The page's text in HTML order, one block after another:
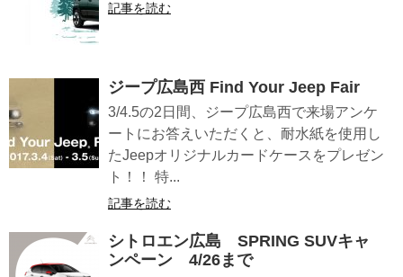
記事を読む
ジープ広島西 Find Your Jeep Fair
3/4.5の2日間、ジープ広島西で来場アンケ
ートにお答えいただくと、耐水紙を使用し
たJeepオリジナルカードケースをプレゼン
ト！！ 特...
記事を読む
シトロエン広島 SPRING SUVキャ
ンペーン 4/26まで